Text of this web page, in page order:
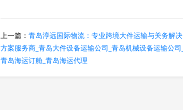
上一篇： 青岛淳远国际物流：专业跨境大件运输与关务解决
方案服务商_青岛大件设备运输公司_青岛机械设备运输公司_
青岛海运订舱_青岛海运代理